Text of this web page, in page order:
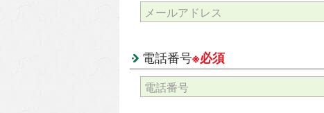
電話番号※必須